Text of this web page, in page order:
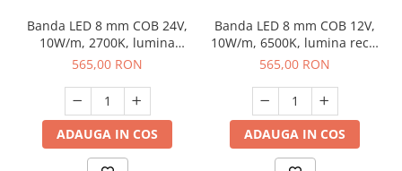
Banda LED 8 mm COB 24V,
10W/m, 2700K, lumina
calda, 50 m
565,00 RON
ADAUGA IN COS
Banda LED 8 mm COB 12V,
10W/m, 6500K, lumina rece,
50 m
565,00 RON
ADAUGA IN COS